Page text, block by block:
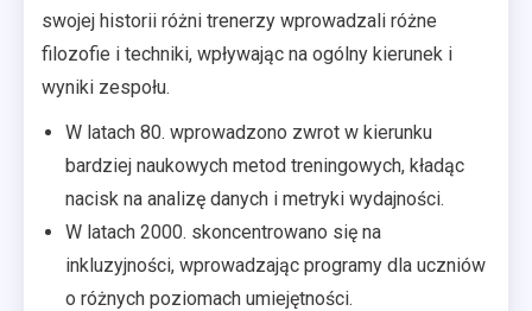
swojej historii różni trenerzy wprowadzali różne
filozofie i techniki, wpływając na ogólny kierunek i
wyniki zespołu.
W latach 80. wprowadzono zwrot w kierunku
bardziej naukowych metod treningowych, kładąc
nacisk na analizę danych i metryki wydajności.
W latach 2000. skoncentrowano się na
inkluzyjności, wprowadzając programy dla uczniów
o różnych poziomach umiejętności.